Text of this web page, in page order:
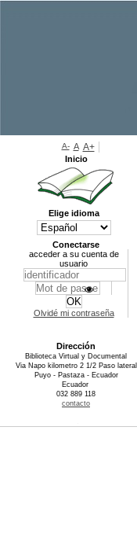
A- A A+
Inicio
Elige idioma
Conectarse
acceder a su cuenta de
usuario
Olvidé mi contraseña
Dirección
Biblioteca Virtual y Documental
Via Napo kilometro 2 1/2 Paso lateral
Puyo - Pastaza - Ecuador
Ecuador
032 889 118
contacto